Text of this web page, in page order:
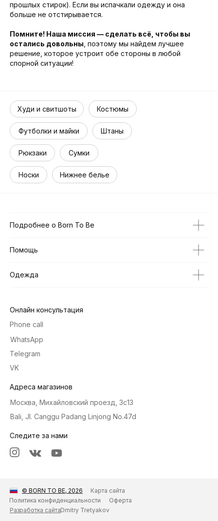
прошлых стирок). Если вы испачкали одежду и она
больше не отстирывается.
Помните! Наша миссия — сделать всё, чтобы вы
остались довольны , поэтому мы найдем лучшее
решение, которое устроит обе стороны в любой
спорной ситуации!
Худи и свитшоты
Футболки и майки Штаны
Костюмы
Рюкзаки Сумки
Носки Нижнее белье
Подробнее о Born To Be
Помощь
Одежда
Онлайн консультация
Адреса магазинов
Следите за нами
© BORN TO BE, 2026
Политика конфиденциальности
Оферта
Карта сайта
Разработка сайтаDmitry Tretyakov
WhatsApp
Telegram
Москва, Михайловский проезд, 3с13
Bali, Jl. Canggu Padang Linjong No.47d
VK
Phone call